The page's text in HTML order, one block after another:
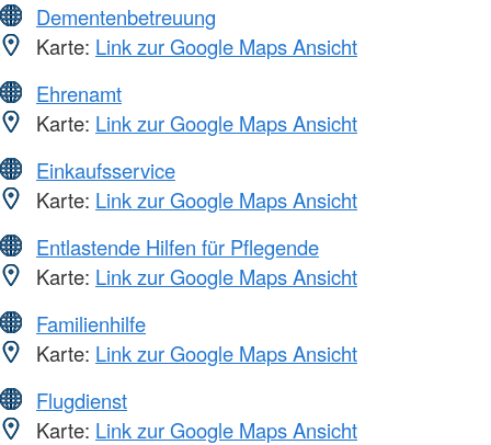
Dementenbetreuung
Karte: Link zur Google Maps Ansicht
Ehrenamt
Karte: Link zur Google Maps Ansicht
Einkaufsservice
Karte: Link zur Google Maps Ansicht
Entlastende Hilfen für Pflegende
Karte: Link zur Google Maps Ansicht
Familienhilfe
Karte: Link zur Google Maps Ansicht
Flugdienst
Karte: Link zur Google Maps Ansicht